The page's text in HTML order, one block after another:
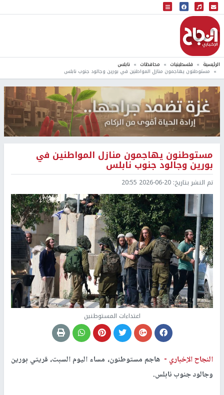
البث المباشر
إذاعة النجاح
الرئيسية فلسطينيات محافظات نابلس
مستوطنون يهاجمون منازل المواطنين في بورين وجالود جنوب نابلس
مستوطنون يهاجمون منازل المواطنين في
بورين وجالود جنوب نابلس
تم النشر بتاريخ: 2026-06-20 20:55
اعتداءات المستوطنين
النجاح الإخباري - هاجم مستوطنون، مساء اليوم السبت، قريتي بورين
وجالود جنوب نابلس.